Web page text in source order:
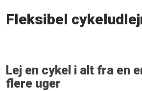
Fleksibel
Lej en cykel i alt fra en
flere uger